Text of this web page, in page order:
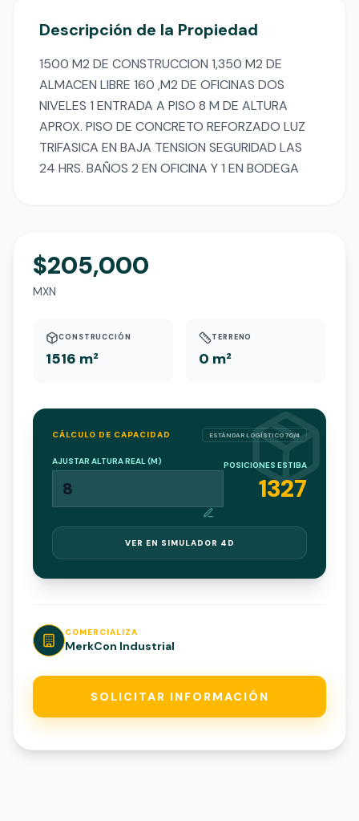
Descripción de la Propiedad
1500 M2 DE CONSTRUCCION 1,350 M2 DE
ALMACEN LIBRE 160 ,M2 DE OFICINAS DOS
NIVELES 1 ENTRADA A PISO 8 M DE ALTURA
APROX. PISO DE CONCRETO REFORZADO LUZ
TRIFASICA EN BAJA TENSION SEGURIDAD LAS
24 HRS. BAÑOS 2 EN OFICINA Y 1 EN BODEGA
$205,000
MXN
CONSTRUCCIÓN
1516 m²
TERRENO
0 m²
CÁLCULO DE CAPACIDAD ESTÁNDAR LOGÍSTICO 70/4
AJUSTAR ALTURA REAL (M) POSICIONES ESTIBA
1327
VER EN SIMULADOR 4D
COMERCIALIZA
MerkCon Industrial
SOLICITAR INFORMACIÓN